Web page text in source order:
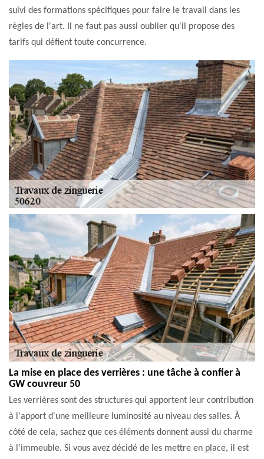
suivi des formations spécifiques pour faire le travail dans les
règles de l'art. Il ne faut pas aussi oublier qu'il propose des
tarifs qui défient toute concurrence.
La mise en place des verrières : une tâche à confier à
GW couvreur 50
Les verrières sont des structures qui apportent leur contribution
à l'apport d'une meilleure luminosité au niveau des salles. À
côté de cela, sachez que ces éléments donnent aussi du charme
à l'immeuble. Si vous avez décidé de les mettre en place, il est